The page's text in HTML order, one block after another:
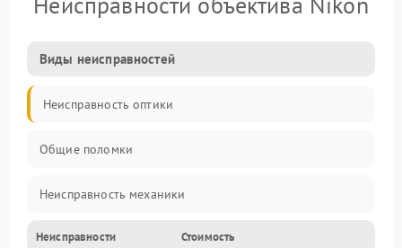
Виды неисправностей
Неисправность оптики
Общие поломки
Неисправность механики
Неисправность электроники (если объектив с мотором/
Неисправности Стоимость